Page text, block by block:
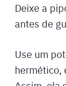
Deixe a
antes de
Use um
hermético,